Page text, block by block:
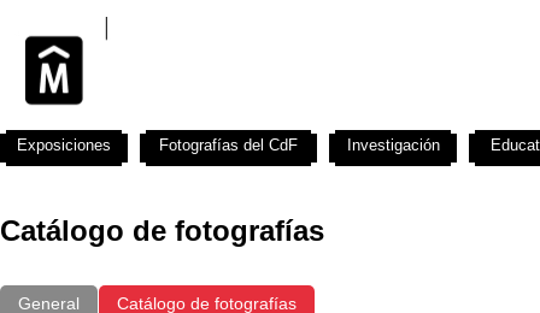
Catálogo de fotografías
General Catálogo de fotografías
Exposiciones Fotografías del CdF Investigación